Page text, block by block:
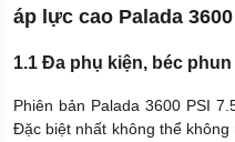
áp lực cao Palada
1.1 Đa phụ kiện, béc
Phiên bản Palada 3600 PSI
Đặc biệt nhất không thể